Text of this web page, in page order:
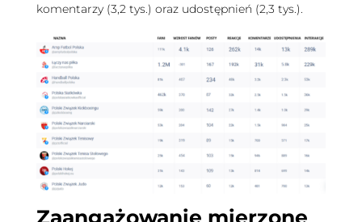
komentarzy (3,2 tys.) oraz udostępnień (2,3 tys.).